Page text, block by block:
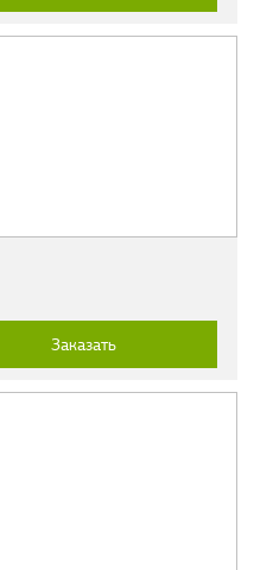
Заказать